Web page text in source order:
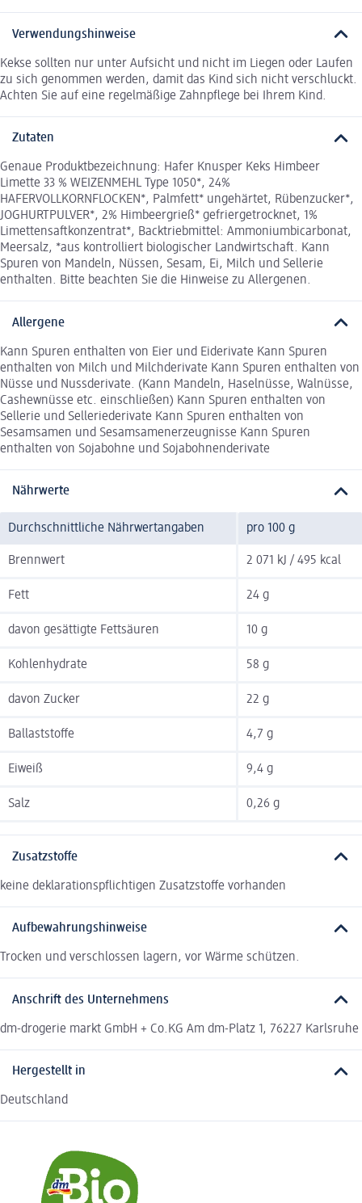
Verwendungshinweise
Kekse sollten nur unter Aufsicht und nicht im Liegen oder Laufen
zu sich genommen werden, damit das Kind sich nicht verschluckt.
Achten Sie auf eine regelmäßige Zahnpflege bei Ihrem Kind.
Zutaten
Genaue Produktbezeichnung: Hafer Knusper Keks Himbeer
Limette 33 % WEIZENMEHL Type 1050*, 24%
HAFERVOLLKORNFLOCKEN*, Palmfett* ungehärtet, Rübenzucker*,
JOGHURTPULVER*, 2% Himbeergrieß* gefriergetrocknet, 1%
Limettensaftkonzentrat*, Backtriebmittel: Ammoniumbicarbonat,
Meersalz, *aus kontrolliert biologischer Landwirtschaft. Kann
Spuren von Mandeln, Nüssen, Sesam, Ei, Milch und Sellerie
enthalten. Bitte beachten Sie die Hinweise zu Allergenen.
Allergene
Kann Spuren enthalten von Eier und Eiderivate Kann Spuren
enthalten von Milch und Milchderivate Kann Spuren enthalten von
Nüsse und Nussderivate. (Kann Mandeln, Haselnüsse, Walnüsse,
Cashewnüsse etc. einschließen) Kann Spuren enthalten von
Sellerie und Selleriederivate Kann Spuren enthalten von
Sesamsamen und Sesamsamenerzeugnisse Kann Spuren
enthalten von Sojabohne und Sojabohnenderivate
Nährwerte
Durchschnittliche Nährwertangaben pro 100 g
Brennwert 2 071 kJ / 495 kcal
Fett 24 g
davon gesättigte Fettsäuren 10 g
Kohlenhydrate 58 g
davon Zucker 22 g
Ballaststoffe 4,7 g
Eiweiß 9,4 g
Salz 0,26 g
Zusatzstoffe
keine deklarationspflichtigen Zusatzstoffe vorhanden
Aufbewahrungshinweise
Trocken und verschlossen lagern, vor Wärme schützen.
Anschrift des Unternehmens
dm-drogerie markt GmbH + Co.KG Am dm-Platz 1, 76227 Karlsruhe
Hergestellt in
Deutschland